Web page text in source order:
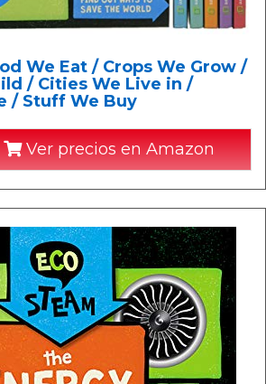
We Eat / Crops We Grow /
/ Cities We Live in /
/ Stuff We Buy
Ver precios en Amazon